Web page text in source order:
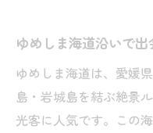
ゆめしま海道沿いで
ゆめしま海道は、愛媛
島・岩城島を結ぶ絶景
光客に人気です。この